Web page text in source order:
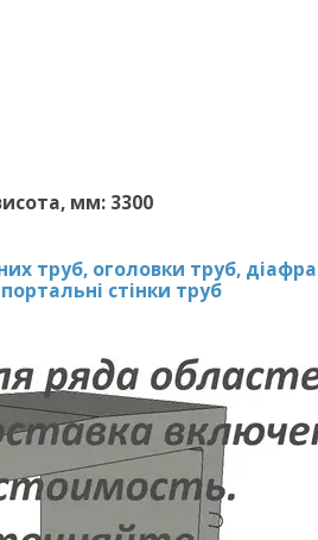
мм: 3300
труб, оголовки труб,
стінки труб